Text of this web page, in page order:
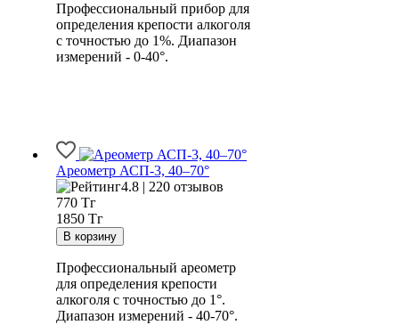
Профессиональный прибор для
определения крепости алкоголя
с точностью до 1%. Диапазон
измерений - 0-40°.
Ареометр АСП-3, 40–70°
4.8 | 220 отзывов
770 Тг
1850 Тг
Профессиональный ареометр
для определения крепости
алкоголя с точностью до 1°.
Диапазон измерений - 40-70°.